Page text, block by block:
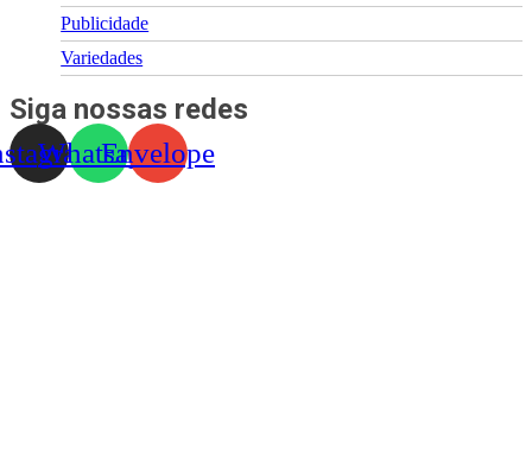
Publicidade
Variedades
Siga nossas redes
WhatsappEnvelope